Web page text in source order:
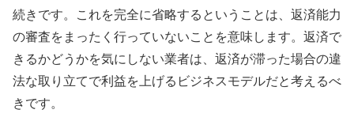
続きです。これを完全に省略するということは、返済能力
の審査をまったく行っていないことを意味します。返済で
きるかどうかを気にしない業者は、返済が滞った場合の違
法な取り立てで利益を上げるビジネスモデルだと考えるべ
きです。